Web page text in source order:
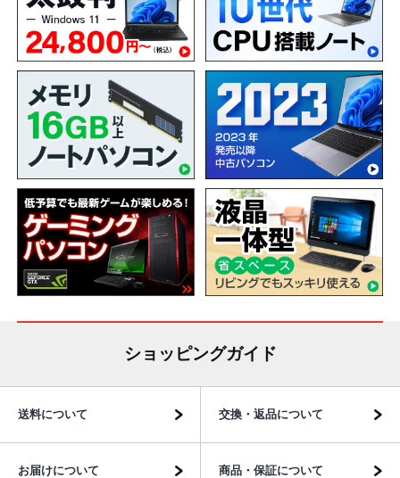
ショッピングガイド
送料について 交換・返品について
お届けについて 商品・保証について